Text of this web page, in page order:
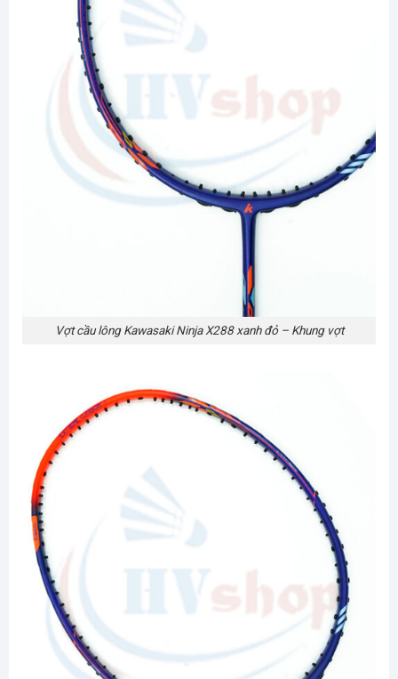
Vợt cầu lông Kawasaki Ninja X288 xanh đỏ – Khung vợt